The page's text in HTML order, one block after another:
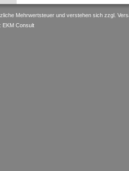
Mehrwertsteuer und verstehen sich zzgl.
EKM Consult